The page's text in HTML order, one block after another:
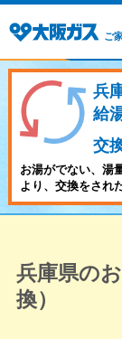
ご
兵
給
交
お湯がでない、湯
より、交換をされ
兵庫県の
換）